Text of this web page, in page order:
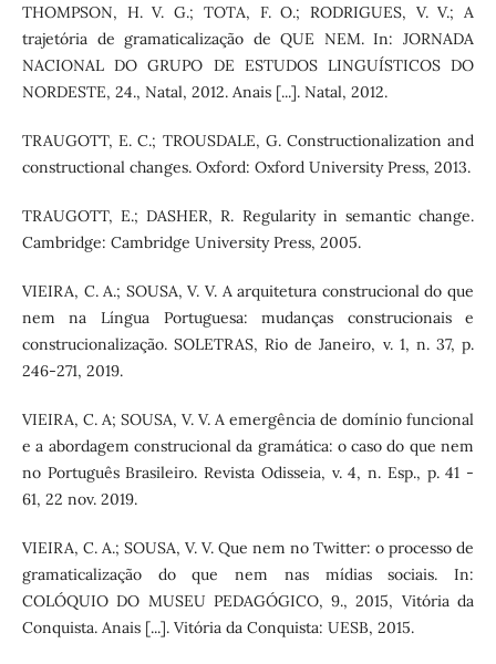
THOMPSON, H. V. G.; TOTA, F. O.; RODRIGUES, V. V.; A
trajetória de gramaticalização de QUE NEM. In: JORNADA
NACIONAL DO GRUPO DE ESTUDOS LINGUÍSTICOS DO
NORDESTE, 24., Natal, 2012. Anais [...]. Natal, 2012.
TRAUGOTT, E. C.; TROUSDALE, G. Constructionalization and
constructional changes. Oxford: Oxford University Press, 2013.
TRAUGOTT, E.; DASHER, R. Regularity in semantic change.
Cambridge: Cambridge University Press, 2005.
VIEIRA, C. A.; SOUSA, V. V. A arquitetura construcional do que
nem na Língua Portuguesa: mudanças construcionais e
construcionalização. SOLETRAS, Rio de Janeiro, v. 1, n. 37, p.
246-271, 2019.
VIEIRA, C. A; SOUSA, V. V. A emergência de domínio funcional
e a abordagem construcional da gramática: o caso do que nem
no Português Brasileiro. Revista Odisseia, v. 4, n. Esp., p. 41 -
61, 22 nov. 2019.
VIEIRA, C. A.; SOUSA, V. V. Que nem no Twitter: o processo de
gramaticalização do que nem nas mídias sociais. In:
COLÓQUIO DO MUSEU PEDAGÓGICO, 9., 2015, Vitória da
Conquista. Anais [...]. Vitória da Conquista: UESB, 2015.